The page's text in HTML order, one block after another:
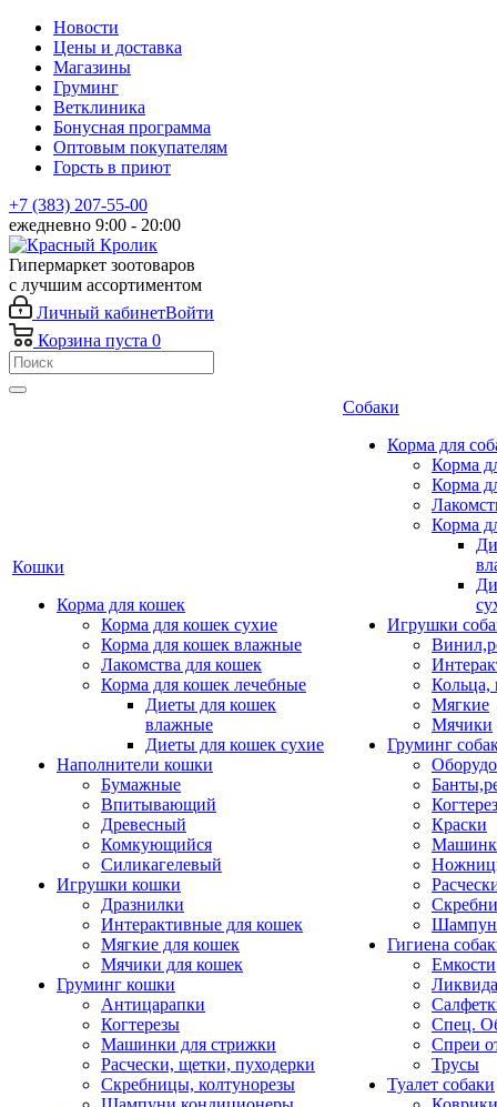
Новости
Цены и доставка
Магазины
Груминг
Ветклиника
Бонусная программа
Оптовым покупателям
Горсть в приют
+7 (383) 207-55-00
ежедневно 9:00 - 20:00
Гипермаркет зоотоваров
с лучшим ассортиментом
Личный кабинетВойти
Корзина пуста 0
Кошки
Корма для кошек
Корма для кошек сухие
Корма для кошек влажные
Лакомства для кошек
Корма для кошек лечебные
Диеты для кошек
влажные
Диеты для кошек сухие
Наполнители кошки
Бумажные
Впитывающий
Древесный
Комкующийся
Силикагелевый
Игрушки кошки
Дразнилки
Интерактивные для кошек
Мягкие для кошек
Мячики для кошек
Груминг кошки
Антицарапки
Когтерезы
Машинки для стрижки
Расчески, щетки, пуходерки
Скребницы, колтунорезы
Собаки
Корма для
Корма
Корма
Корма
Игрушки
Кольца,
Мягкие
Мячики
Груминг
Краски
Гигиена
Емкости
Спец.
Спреи
Трусы
Туалет собаки